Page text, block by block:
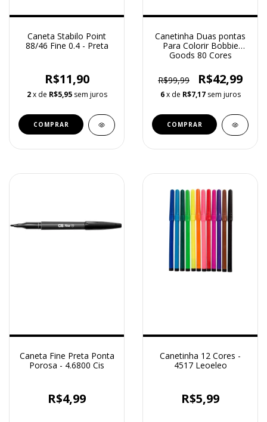
Caneta Stabilo Point
88/46 Fine 0.4 - Preta
R$11,90
2 x de R$5,95 sem juros
Canetinha Duas pontas
Para Colorir Bobbie
Goods 80 Cores
R$99,99 R$42,99
6 x de R$7,17 sem juros
Caneta Fine Preta Ponta
Porosa - 4.6800 Cis
R$4,99
Canetinha 12 Cores -
4517 Leoeleo
R$5,99